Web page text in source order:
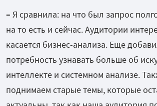
– Я сравнила: на что был запрос
на то есть и сейчас. Аудитории
касается бизнес-анализа. Еще
потребность узнавать больше об
интеллекте и системном анализе.
поднимаем старые темы, которые